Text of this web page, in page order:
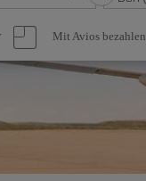
Mit Avios bezahlen